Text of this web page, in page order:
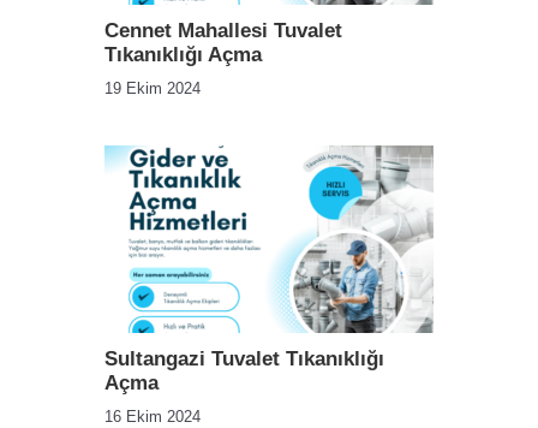
Cennet Mahallesi Tuvalet
Tıkanıklığı Açma
19 Ekim 2024
Sultangazi Tuvalet Tıkanıklığı
Açma
16 Ekim 2024